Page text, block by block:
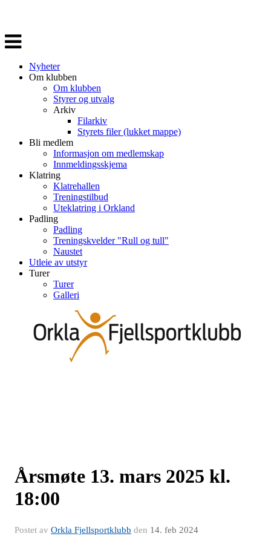
Veksle
navigasjon
Nyheter
Om klubben
Om klubben
Styrer og utvalg
Arkiv
Filarkiv
Styrets filer (lukket mappe)
Bli medlem
Informasjon om medlemskap
Innmeldingsskjema
Klatring
Klatrehallen
Treningstilbud
Uteklatring i Orkland
Padling
Padling
Treningskvelder "Rull og tull"
Naustet
Utleie av utstyr
Turer
Turer
Galleri
Årsmøte 13. mars 2025 kl.
18:00
Postet av Orkla Fjellsportklubb den 14. feb 2024